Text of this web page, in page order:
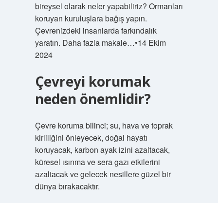
bireysel olarak neler yapabiliriz? Ormanları
koruyan kuruluşlara bağış yapın.
Çevrenizdeki insanlarda farkındalık
yaratın. Daha fazla makale…•14 Ekim
2024
Çevreyi korumak
neden önemlidir?
Çevre koruma bilinci; su, hava ve toprak
kirliliğini önleyecek, doğal hayatı
koruyacak, karbon ayak izini azaltacak,
küresel ısınma ve sera gazı etkilerini
azaltacak ve gelecek nesillere güzel bir
dünya bırakacaktır.